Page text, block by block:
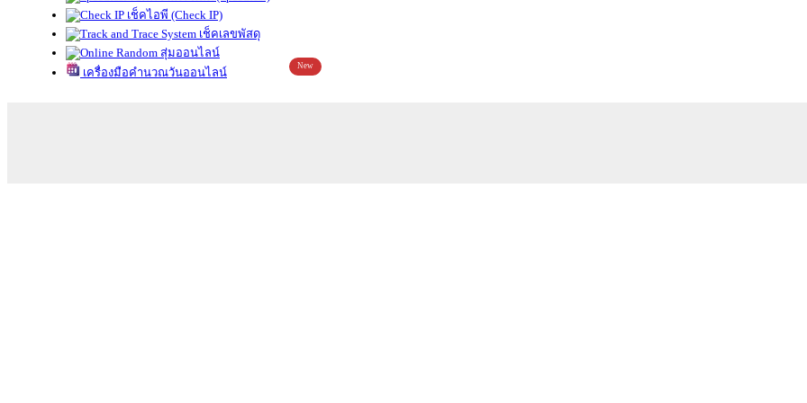
เช็คไอพี (Check IP)
เช็คเลขพัสดุ
สุ่มออนไลน์
เครื่องมือคำนวณวันออนไลน์
New